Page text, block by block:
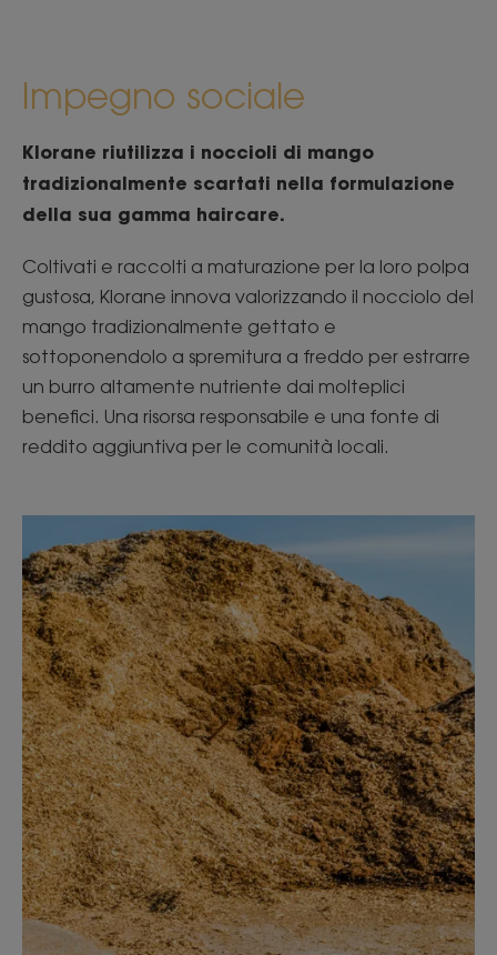
Impegno sociale
Klorane riutilizza i noccioli di mango
tradizionalmente scartati nella formulazione
della sua gamma haircare.
Coltivati e raccolti a maturazione per la loro polpa
gustosa, Klorane innova valorizzando il nocciolo del
mango tradizionalmente gettato e
sottoponendolo a spremitura a freddo per estrarre
un burro altamente nutriente dai molteplici
benefici. Una risorsa responsabile e una fonte di
reddito aggiuntiva per le comunità locali.